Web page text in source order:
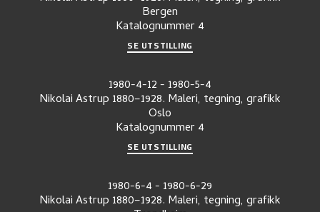
Bergen
Katalognummer4
SE UTSTILLING
1980-4-12- 1980-5-4
Nikolai Astrup 1880–1928. Maleri, tegning, grafikk
Oslo
Katalognummer4
SE UTSTILLING
1980-6-4- 1980-6-29
Nikolai Astrup 1880–1928. Maleri, tegning, grafikk